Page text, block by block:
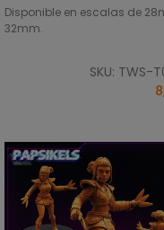
Disponible en escalas de
32mm.
SKU: TWS-